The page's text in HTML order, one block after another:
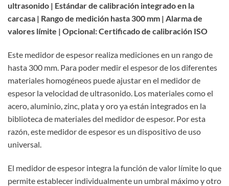
ultrasonido | Estándar de calibración integrado en la
carcasa | Rango de medición hasta 300 mm | Alarma de
valores límite | Opcional: Certificado de calibración ISO
Este medidor de espesor realiza mediciones en un rango de
hasta 300 mm. Para poder medir el espesor de los diferentes
materiales homogéneos puede ajustar en el medidor de
espesor la velocidad de ultrasonido. Los materiales como el
acero, aluminio, zinc, plata y oro ya están integrados en la
biblioteca de materiales del medidor de espesor. Por esta
razón, este medidor de espesor es un dispositivo de uso
universal.
El medidor de espesor integra la función de valor límite lo que
permite establecer individualmente un umbral máximo y otro